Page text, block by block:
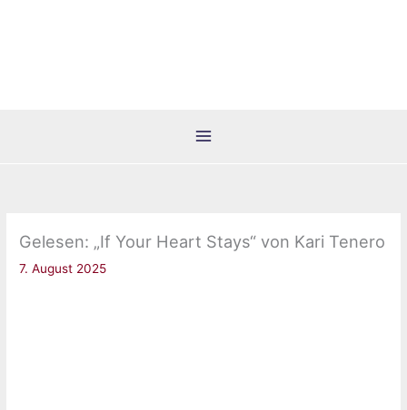
Gelesen: „If Your Heart Stays“ von Kari Tenero
7. August 2025